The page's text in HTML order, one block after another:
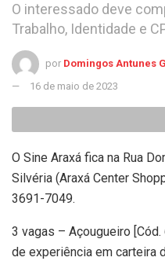
O interessado deve
Trabalho, Identidade e
por Domingos Antunes
16 de maio de 2023
O Sine Araxá fica na Rua
Silvéria (Araxá Center
3691-7049.
3 vagas – Açougueiro
de experiência em carteira